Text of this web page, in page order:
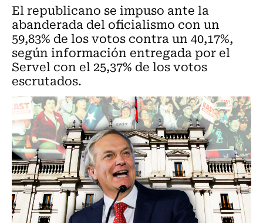
El republicano se impuso ante la
abanderada del oficialismo con un
59,83% de los votos contra un 40,17%,
según información entregada por el
Servel con el 25,37% de los votos
escrutados.